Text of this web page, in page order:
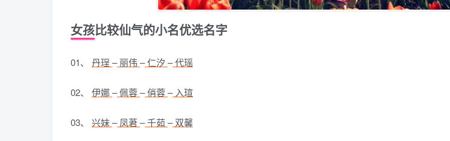
女孩比较仙气的小名优选名字
01、 丹珵 –丽伟–仁汐 –代瑶
02、 伊娜–佩蓉–俏蓉–入瑄
03、 兴妹–凤莙–千茹–双馨